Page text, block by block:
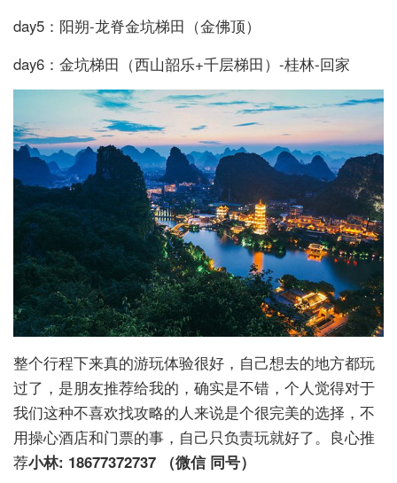
day5：阳朔-龙脊金坑梯田（金佛顶）
day6：金坑梯田（西山韶乐+千层梯田）-桂林-回家
整个行程下来真的游玩体验很好，自己想去的地方都玩
过了，是朋友推荐给我的，确实是不错，个人觉得对于
我们这种不喜欢找攻略的人来说是个很完美的选择，不
用操心酒店和门票的事，自己只负责玩就好了。良心推
荐小林: 18677372737 （微信 同号）